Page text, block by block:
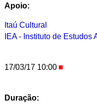
Apoio:
Itaú Cultural
IEA - Instituto de Estudos
17/03/17 10:00
Duração: